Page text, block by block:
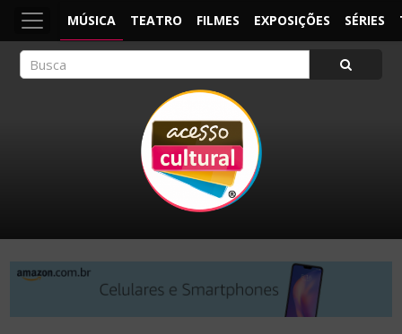
MÚSICA TEATRO FILMES EXPOSIÇÕES SÉRIES